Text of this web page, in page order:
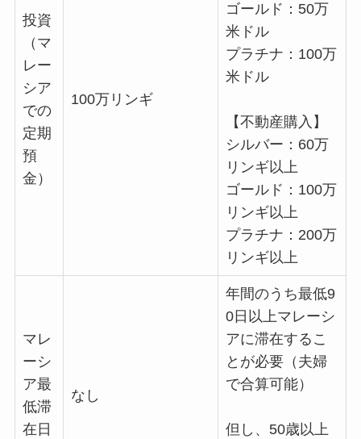
投資
（マ
レー
シア
での
定期
預
金）
100万リンギ
ゴールド：50万
米ドル
プラチナ：100万
米ドル
【不動産購入】
シルバー：60万
リンギ以上
ゴールド：100万
リンギ以上
プラチナ：200万
リンギ以上
マレ
ーシ
ア最
低滞
在日
なし
年間のうち最低9
0日以上マレーシ
アに滞在するこ
とが必要（夫婦
で合算可能）
但し、50歳以上